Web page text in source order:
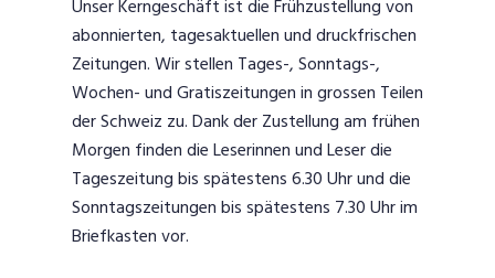
Unser Kerngeschäft ist die Frühzustellung von
abonnierten, tagesaktuellen und druckfrischen
Zeitungen. Wir stellen Tages-, Sonntags-,
Wochen- und Gratiszeitungen in grossen Teilen
der Schweiz zu. Dank der Zustellung am frühen
Morgen finden die Leserinnen und Leser die
Tageszeitung bis spätestens 6.30 Uhr und die
Sonntagszeitungen bis spätestens 7.30 Uhr im
Briefkasten vor.